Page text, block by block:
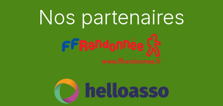
Nos partenaires